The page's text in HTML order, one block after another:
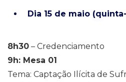
Dia 15 de maio
8h30 – Credenciamento
9h: Mesa 01
Tema: Captação Ilícita de